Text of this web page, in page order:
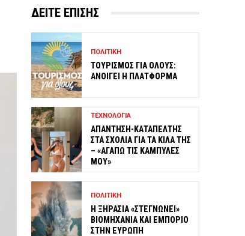
ΔΕΙΤΕ ΕΠΙΣΗΣ
ΠΟΛΙΤΙΚΗ
ΤΟΥΡΙΣΜΟΣ ΓΙΑ ΟΛΟΥΣ:
ΑΝΟΙΓΕΙ Η ΠΛΑΤΦΟΡΜΑ
ΤΕΧΝΟΛΟΓΙΑ
ΑΠΑΝΤΗΣΗ-ΚΑΤΑΠΕΛΤΗΣ
ΣΤΑ ΣΧΟΛΙΑ ΓΙΑ ΤΑ ΚΙΛΑ ΤΗΣ
– «ΑΓΑΠΩ ΤΙΣ ΚΑΜΠΥΛΕΣ
ΜΟΥ»
ΠΟΛΙΤΙΚΗ
Η ΞΗΡΑΣΙΑ «ΣΤΕΓΝΩΝΕΙ»
ΒΙΟΜΗΧΑΝΙΑ ΚΑΙ ΕΜΠΟΡΙΟ
ΣΤΗΝ ΕΥΡΩΠΗ